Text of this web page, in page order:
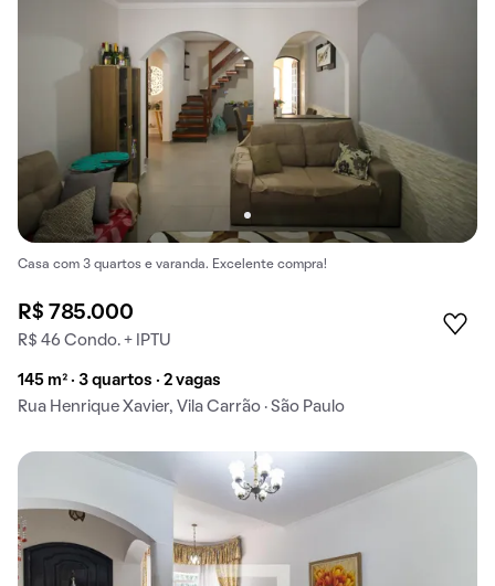
Casa com 3 quartos e varanda. Excelente compra!
R$ 785.000
R$ 46 Condo. + IPTU
145 m² · 3 quartos · 2 vagas
Rua Henrique Xavier, Vila Carrão · São Paulo